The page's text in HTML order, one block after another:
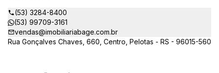
(53) 3284-8400
(53) 99709-3161
vendas@imobiliariabage.com.br
Rua Gonçalves Chaves, 660, Centro, Pelotas - RS - 96015-560